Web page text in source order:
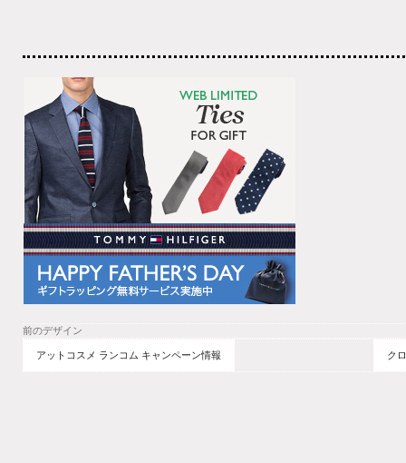
前のデザイン
アットコスメ ランコム キャンペーン情報 ク